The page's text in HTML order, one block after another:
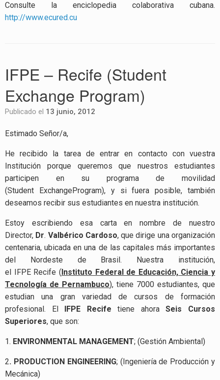
Consulte la enciclopedia colaborativa cubana.
http://www.ecured.cu
IFPE – Recife (Student
Exchange Program)
Publicado el 13 junio, 2012
Estimado Señor/a,
He recibido la tarea de entrar en contacto con vuestra
Institución porque queremos que nuestros estudiantes
participen en su programa de movilidad
(Student ExchangeProgram), y si fuera posible, también
deseamos recibir sus estudiantes en nuestra institución.
Estoy escribiendo esa carta en nombre de nuestro
Director, Dr. Valbérico Cardoso, que dirige una organización
centenaria, ubicada en una de las capitales más importantes
del Nordeste de Brasil. Nuestra institución,
el IFPE Recife ( Instituto Federal de Educación, Ciencia y
Tecnología de Pernambuco), tiene 7000 estudiantes, que
estudian una gran variedad de cursos de formación
profesional. El
IFPE Recife tiene ahoraSeis Cursos
Superiores, que son:
1. ENVIRONMENTAL MANAGEMENT; (Gestión Ambiental)
2. PRODUCTION ENGINEERING; (Ingeniería de Producción y
Mecánica)